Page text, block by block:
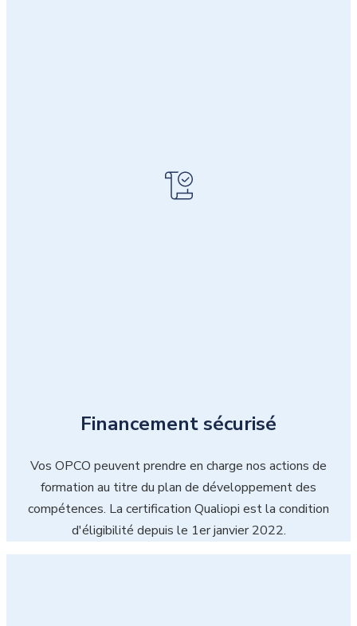
Financement sécurisé
Vos OPCO peuvent prendre en charge nos actions de
formation au titre du plan de développement des
compétences. La certification Qualiopi est la condition
d'éligibilité depuis le 1er janvier 2022.